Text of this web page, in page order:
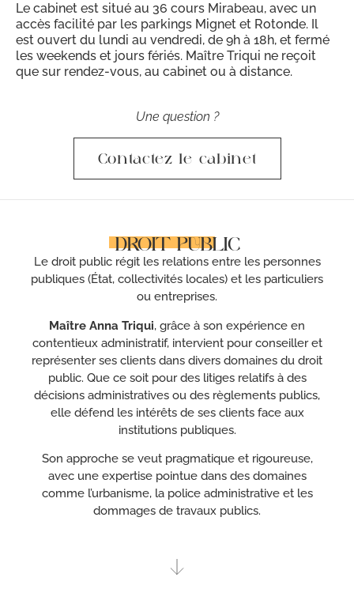
Le cabinet est situé au 36 cours Mirabeau, avec un
accès facilité par les parkings Mignet et Rotonde. Il
est ouvert du lundi au vendredi, de 9h à 18h, et fermé
les weekends et jours fériés. Maître Triqui ne reçoit
que sur rendez-vous, au cabinet ou à distance.
Une question ?
Contactez le cabinet
DROIT PUBLIC
Le droit public régit les relations entre les personnes
publiques (État, collectivités locales) et les particuliers
ou entreprises.
Maître Anna Triqui, grâce à son expérience en
contentieux administratif, intervient pour conseiller et
représenter ses clients dans divers domaines du droit
public. Que ce soit pour des litiges relatifs à des
décisions administratives ou des règlements publics,
elle défend les intérêts de ses clients face aux
institutions publiques.
Son approche se veut pragmatique et rigoureuse,
avec une expertise pointue dans des domaines
comme l’urbanisme, la police administrative et les
dommages de travaux publics.